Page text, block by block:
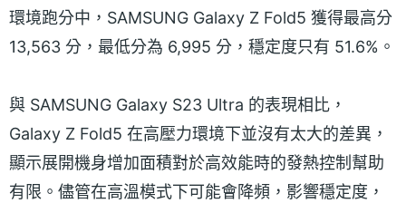
環境跑分中，SAMSUNG Galaxy Z Fold5 獲得最高分
13,563 分，最低分為 6,995 分，穩定度只有 51.6%。
與 SAMSUNG Galaxy S23 Ultra 的表現相比，
Galaxy Z Fold5 在高壓力環境下並沒有太大的差異，
顯示展開機身增加面積對於高效能時的發熱控制幫助
有限。儘管在高溫模式下可能會降頻，影響穩定度，